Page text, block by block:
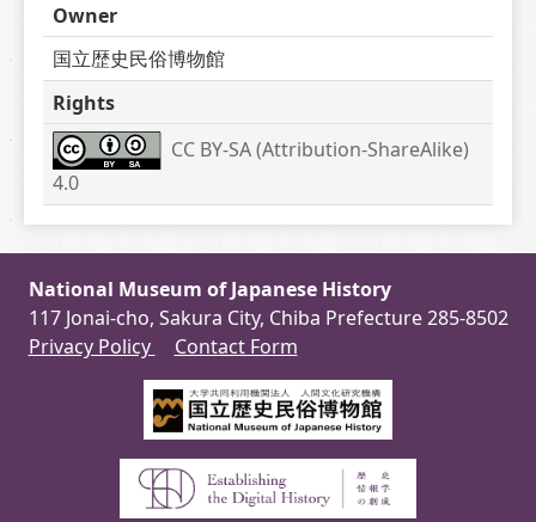
Owner
国立歴史民俗博物館
Rights
CC BY-SA (Attribution-ShareAlike)
4.0
National Museum of Japanese History
117 Jonai-cho, Sakura City, Chiba Prefecture 285-8502
Privacy Policy
Contact Form